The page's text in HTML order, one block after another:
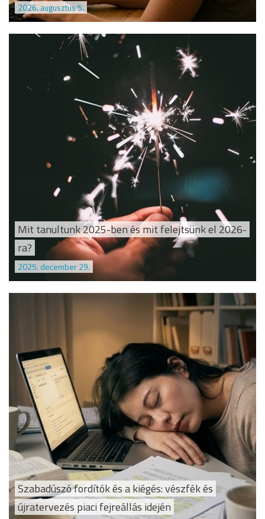
2026. augusztus 5.
Mit tanultunk 2025-ben és mit felejtsünk el 2026-
ra?
2025. december 29.
Szabadúszó fordítók és a kiégés: vészfék és
újratervezés piaci fejreállás idején